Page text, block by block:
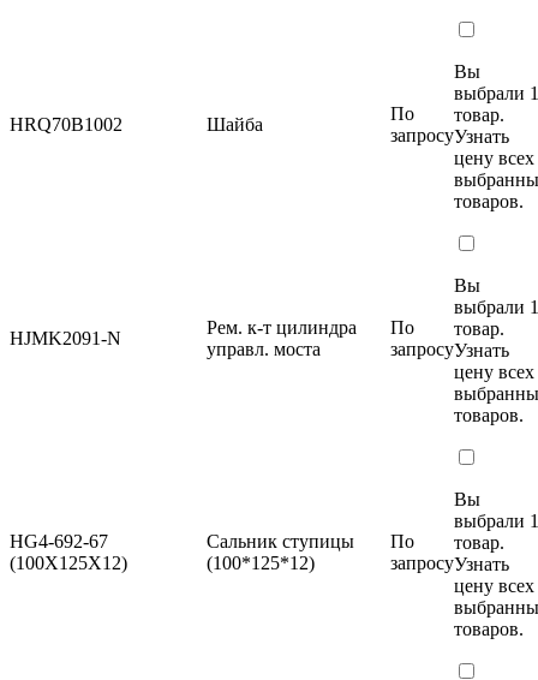
HRQ70B1002 Шайба
По
запросу
Вы
выбрали 1
товар.
Узнать
цену всех
товаров.
HJMK2091-N
Рем. к-т цилиндра
управл. моста
По
запросу
Вы
выбрали 1
товар.
Узнать
цену всех
товаров.
HG4-692-67
(100X125X12)
Сальник ступицы
(100*125*12)
По
запросу
Вы
выбрали 1
товар.
Узнать
цену всех
товаров.